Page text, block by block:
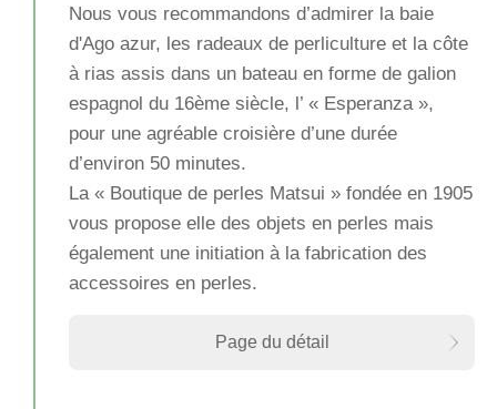
Nous vous recommandons d’admirer la baie
d'Ago azur, les radeaux de perliculture et la côte
à rias assis dans un bateau en forme de galion
espagnol du 16ème siècle, l’ « Esperanza »,
pour une agréable croisière d’une durée
d’environ 50 minutes.
La « Boutique de perles Matsui » fondée en 1905
vous propose elle des objets en perles mais
également une initiation à la fabrication des
accessoires en perles.
Page du détail